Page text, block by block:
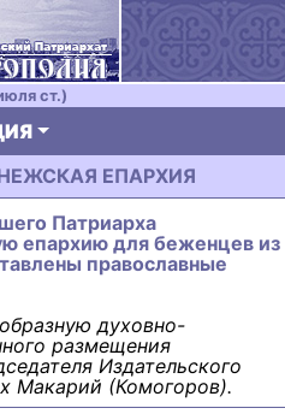
ст.)
ЕПАРХИЯ
Патриарха
епархию для беженцев из
православные
духовно-
размещения
Издательского
Макарий (Комогоров).